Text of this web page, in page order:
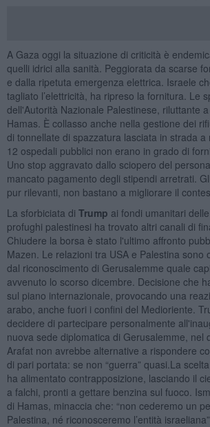
A Gaza oggi la situazione di criticità è
quelli idrici alla sanità. Peggiorata da scarse
e dalla ripetuta emergenza elettrica. Israele
tagliato l’elettricità, ha ripreso la fornitura. Le
dell'Autorità Nazionale Palestinese, riluttante
Hamas. È collasso anche nella gestione dei
di tonnellate di spazzatura lasciata in strada a
12 ospedali pubblici non erano in grado di
Uno stop aggravato dallo sciopero del
mancato pagamento degli stipendi arretrati.
pur rilevanti, non bastano a migliorare il
La sforbiciata di Trump ai fondi umanitari
profughi palestinesi ha trovato altri canali di
Chiudere la borsa è stato l'ultimo affronto
Mazen. Le relazioni tra USA e Palestina sono
dal riconoscimento di Gerusalemme quale
avvenuto lo scorso dicembre. Decisione che
sul piano internazionale, provocando una
arabo, anche fuori i confini del Medioriente.
decidere di partecipare personalmente
nuova sede diplomatica di Gerusalemme, nel
Arafat non avrebbe alternative a rispondere
di pari portata: se non “guerra” quasi.La
ha alimentato contrapposizione, lasciando il
a falchi, pronti a gettare benzina sul fuoco.
di Hamas, minaccia che: “non cederemo un
Palestina, né riconosceremo l’entità israeliana”.